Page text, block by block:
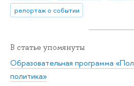
репортаж о событии
В статье упомянуты
Образовательная программа
политика»